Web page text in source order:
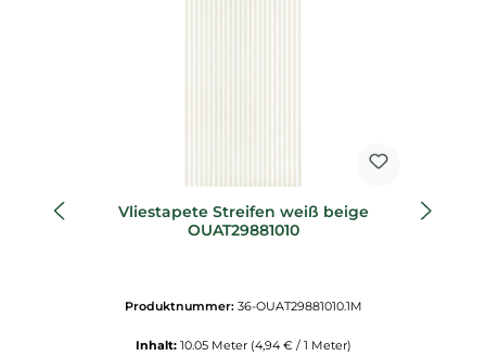
Vliestapete Streifen weiß beige
OUAT29881010
Produktnummer: 36-OUAT29881010.1M
Inhalt: 10.05 Meter (4,94 € / 1 Meter)